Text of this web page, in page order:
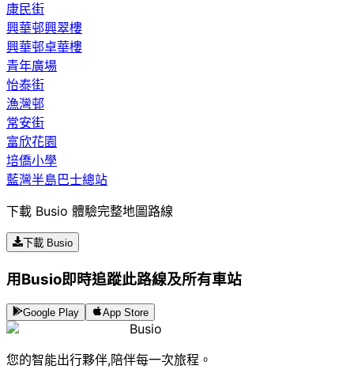
康民街
興華邨興翠樓
興華邨卓華樓
青年廣場
怡泰街
漁灣邨
常安街
富欣花園
培僑小學
藍灣半島巴士總站
下載 Busio 體驗完整地圖路線
下載 Busio
用Busio即時追蹤此路線及所有車站
Google Play App Store
Busio
您的智能出行夥伴,陪伴每一次旅程。